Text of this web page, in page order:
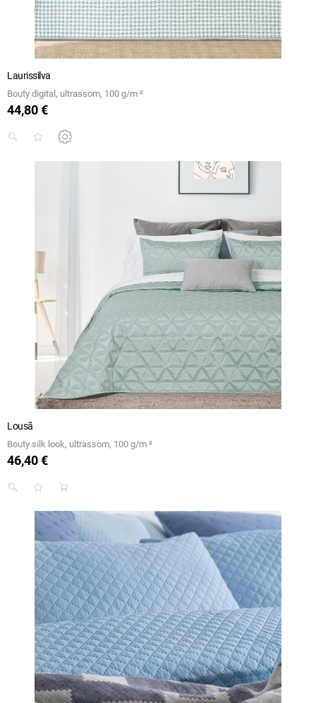
Laurissilva
Bouty digital, ultrassom, 100 g/m ²
Preço
44,80 €
Lousã
Bouty silk look, ultrassom, 100 g/m ²
Preço
46,40 €